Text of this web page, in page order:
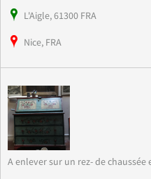
L'Aigle, 61300 FRA
Nice, FRA
A enlever sur un rez- de